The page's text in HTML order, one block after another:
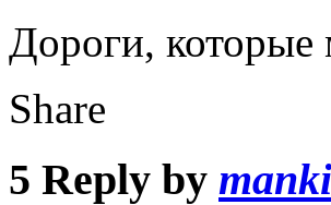
Дороги, которые
Share
5 Reply by